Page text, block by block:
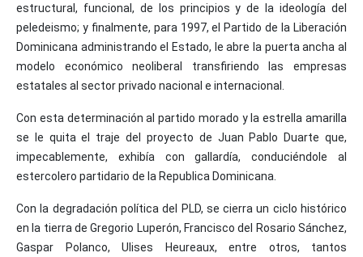
estructural, funcional, de los principios y de la ideología del
peledeismo; y finalmente, para 1997, el Partido de la Liberación
Dominicana administrando el Estado, le abre la puerta ancha al
modelo económico neoliberal transfiriendo las empresas
estatales al sector privado nacional e internacional.
Con esta determinación al partido morado y la estrella amarilla
se le quita el traje del proyecto de Juan Pablo Duarte que,
impecablemente, exhibía con gallardía, conduciéndole al
estercolero partidario de la Republica Dominicana.
Con la degradación política del PLD, se cierra un ciclo histórico
en la tierra de Gregorio Luperón, Francisco del Rosario Sánchez,
Gaspar Polanco, Ulises Heureaux, entre otros, tantos